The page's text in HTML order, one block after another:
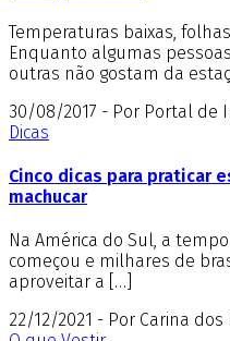
Temperaturas baixas,
Enquanto algumas
outras não gostam da
30/08/2017 - Por Portal de
Dicas
Cinco dicas para praticar
machucar
Na América do Sul, a
começou e milhares de
aproveitar a […]
22/12/2021 - Por Carina dos